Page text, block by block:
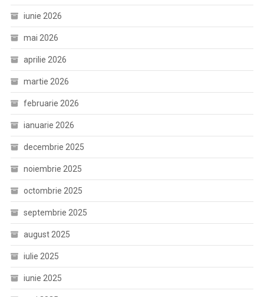
iunie 2026
mai 2026
aprilie 2026
martie 2026
februarie 2026
ianuarie 2026
decembrie 2025
noiembrie 2025
octombrie 2025
septembrie 2025
august 2025
iulie 2025
iunie 2025